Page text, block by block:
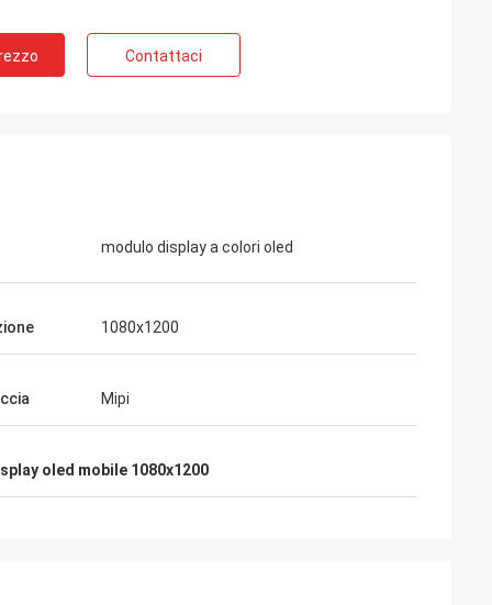
Contattaci
modulo display a colori oled
1080x1200
Mipi
oled mobile 1080x1200